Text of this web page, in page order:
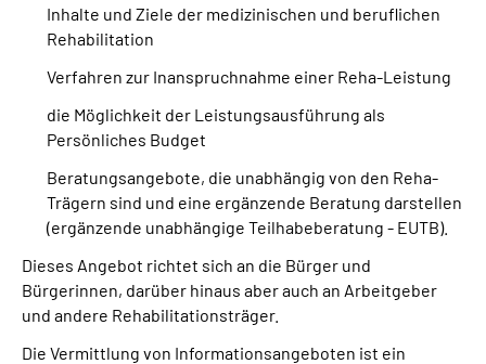
Leichte Sprache
Mein Kundenportal
Inhalte und Ziele der medizinischen und beruflichen
Rehabilitation
Verfahren zur Inanspruchnahme einer Reha-Leistung
die Möglichkeit der Leistungsausführung als
Persönliches Budget
Beratungsangebote, die unabhängig von den Reha-
Trägern sind und eine ergänzende Beratung darstellen
(ergänzende unabhängige Teilhabeberatung - EUTB).
Dieses Angebot richtet sich an die Bürger und
Bürgerinnen, darüber hinaus aber auch an Arbeitgeber
und andere Rehabilitationsträger.
Die Vermittlung von Informationsangeboten ist ein